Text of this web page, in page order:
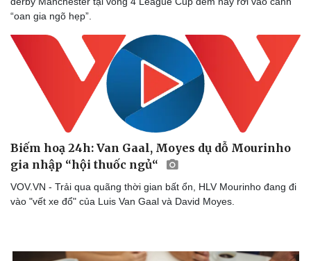
Sức khỏe
Dinh dưỡng - món ngon
Cây thuốc
Sản phụ khoa
Nhi khoa
Nam khoa
Phòng mạch online
Ăn sạch sống khỏe
Đời sống
Nhà đẹp
Blog
Tình yêu - Gia đình
“oan gia ngõ hẹp”.
Biếm hoạ 24h: Van Gaal, Moyes dụ dỗ Mourinho
gia nhập “hội thuốc ngủ“
VOV.VN - Trải qua quãng thời gian bất ổn, HLV Mourinho đang đi
vào "vết xe đổ" của Luis Van Gaal và David Moyes.